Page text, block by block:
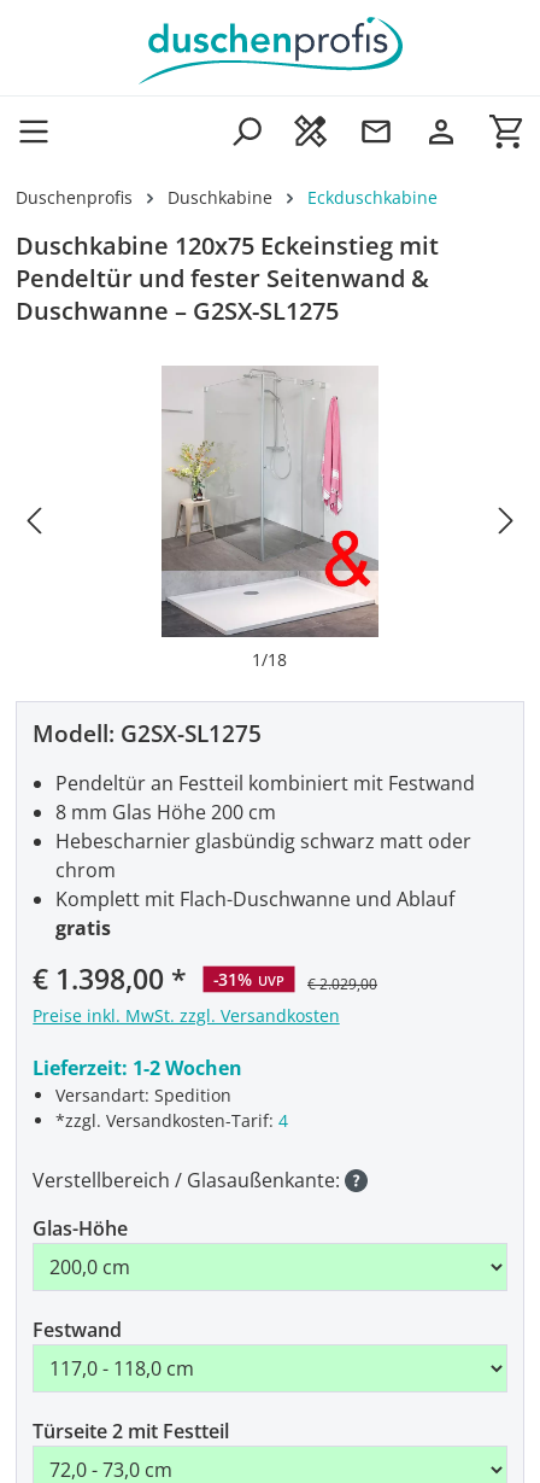
Zum Hauptinhalt springen
Duschenprofis Duschkabine Eckduschkabine
Duschkabine 120x75 Eckeinstieg mit
Pendeltür und fester Seitenwand &
Duschwanne – G2SX-SL1275
Bildergalerie überspringen
1/18
Modell: G2SX-SL1275
Verkaufspreis:
€ 1.398,00 -31% UVP € 2.029,00
Preise inkl. MwSt. zzgl. Versandkosten
Lieferzeit: 1-2 Wochen
Versandart: Spedition
*zzgl. Versandkosten-Tarif:4
Pendeltür an Festteil kombiniert mit Festwand
8 mm Glas Höhe 200 cm
Hebescharnier glasbündig schwarz matt oder
chrom
Komplett mit Flach-Duschwanne und Ablauf
gratis
Verstellbereich / Glasaußenkante:
Glas-Höhe
Festwand
Türseite 2 mit Festteil